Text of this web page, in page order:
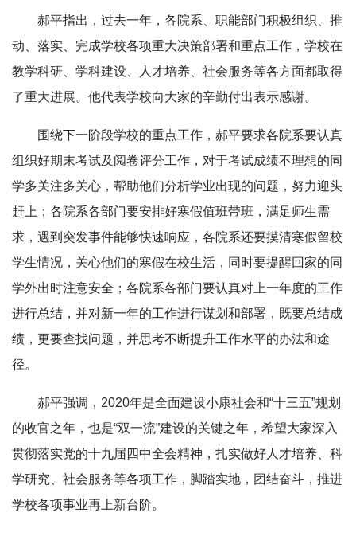
郝平指出，过去一年，各院系、职能部门积极组织、推
动、落实、完成学校各项重大决策部署和重点工作，学校在
教学科研、学科建设、人才培养、社会服务等各方面都取得
了重大进展。他代表学校向大家的辛勤付出表示感谢。
围绕下一阶段学校的重点工作，郝平要求各院系要认真
组织好期末考试及阅卷评分工作，对于考试成绩不理想的同
学多关注多关心，帮助他们分析学业出现的问题，努力迎头
赶上；各院系各部门要安排好寒假值班带班，满足师生需
求，遇到突发事件能够快速响应，各院系还要摸清寒假留校
学生情况，关心他们的寒假在校生活，同时要提醒回家的同
学外出时注意安全；各院系各部门要认真对上一年度的工作
进行总结，并对新一年的工作进行谋划和部署，既要总结成
绩，更要查找问题，并思考不断提升工作水平的办法和途
径。
郝平强调，2020年是全面建设小康社会和“十三五”规划
的收官之年，也是“双一流”建设的关键之年，希望大家深入
贯彻落实党的十九届四中全会精神，扎实做好人才培养、科
学研究、社会服务等各项工作，脚踏实地，团结奋斗，推进
学校各项事业再上新台阶。